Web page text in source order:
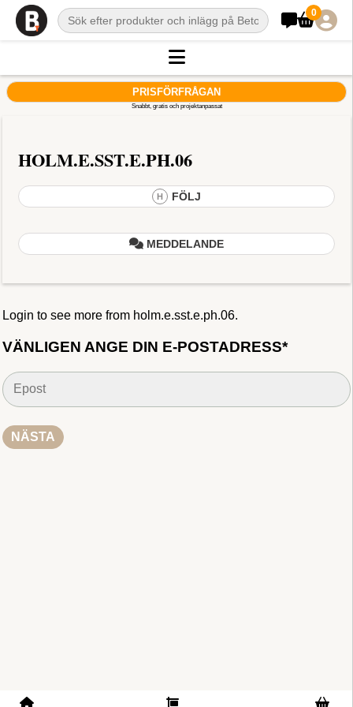
0
PRISFÖRFRÅGAN
Snabbt, gratis och projektanpassat
Login to see more from holm.e.sst.e.ph.06.
VÄNLIGEN ANGE DIN E-POSTADRESS*
HOLM.E.SST.E.PH.06
H FÖLJ
MEDDELANDE